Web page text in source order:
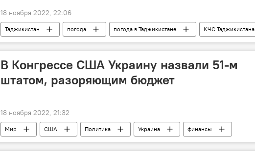
18 ноября 2022, 22:06
Таджикистан погода погода в Таджикистане КЧС Таджикистана
В Конгрессе США Украину назвали 51-м
штатом, разоряющим бюджет
18 ноября 2022, 21:32
Мир США Политика Украина финансы